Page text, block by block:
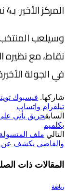
المركز الأخير بـ4 نقاط فقط.
نقاط، مع نظيره
في الجولة
شاركها. فيسبوك
تيلقرام واتساب
السابقحريق يأتي
بكلميم
التالي ملف
والقاضي يكشف عن
المقالات ذات
رياضة